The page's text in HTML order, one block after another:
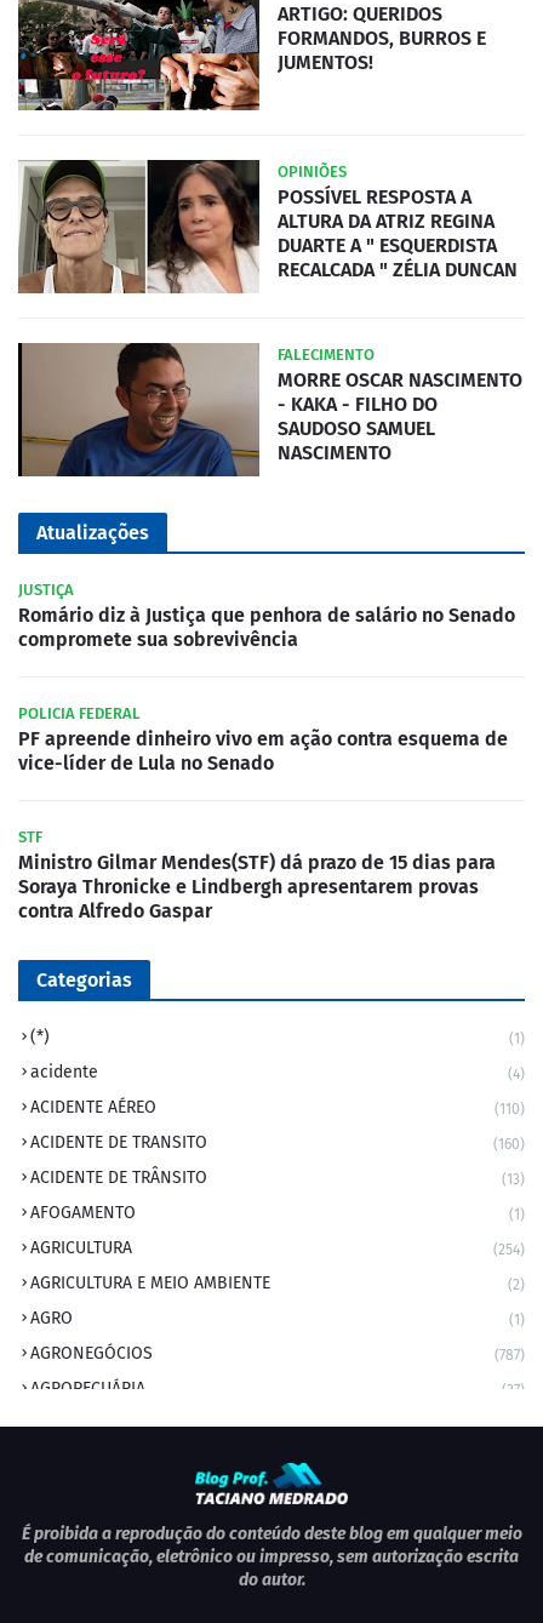
ARTIGO: QUERIDOS
FORMANDOS, BURROS E
JUMENTOS!
OPINIÕES
POSSÍVEL RESPOSTA A
ALTURA DA ATRIZ REGINA
DUARTE A " ESQUERDISTA
RECALCADA " ZÉLIA DUNCAN
FALECIMENTO
MORRE OSCAR NASCIMENTO
- KAKA - FILHO DO
SAUDOSO SAMUEL
NASCIMENTO
Atualizações
JUSTIÇA
Romário diz à Justiça que penhora de salário no Senado
compromete sua sobrevivência
POLICIA FEDERAL
PF apreende dinheiro vivo em ação contra esquema de
vice-líder de Lula no Senado
STF
Ministro Gilmar Mendes(STF) dá prazo de 15 dias para
Soraya Thronicke e Lindbergh apresentarem provas
contra Alfredo Gaspar
Categorias
(*) (1)
acidente (4)
ACIDENTE AÉREO (110)
ACIDENTE DE TRANSITO (160)
ACIDENTE DE TRÂNSITO (13)
AFOGAMENTO (1)
AGRICULTURA (254)
AGRICULTURA E MEIO AMBIENTE (2)
AGRO (1)
AGRONEGÓCIOS (787)
AGROPECUÁRIA (37)
AMBIENTE (9)
ANIVERSÁRIO DA CIDADE
ANIVERSÁRIOS (1)
APEXBRASIL (1)
É proibida a reprodução do conteúdo deste blog em qualquer meio
de comunicação, eletrônico ou impresso, sem autorização escrita
do autor.